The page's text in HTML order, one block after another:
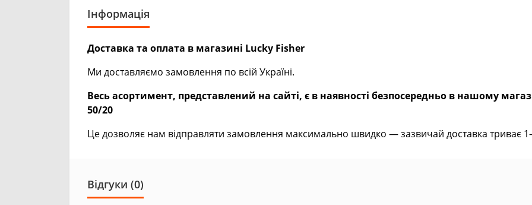
Інформація
Доставка та оплата в магазині Lucky Fisher
Ми доставляємо замовлення по всій Україні.
Весь асортимент, представлений на сайті, є в наявності безпосередньо в нашому
50/20
Це дозволяє нам відправляти замовлення максимально швидко — зазвичай доставка триває
Відгуки (0)